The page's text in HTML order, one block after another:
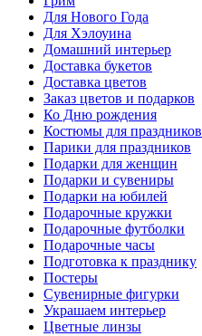
Для Нового Года
Для Хэлоуина
Домашний интерьер
Доставка букетов
Доставка цветов
Заказ цветов и подарков
Ко Дню рождения
Костюмы для праздников
Парики для праздников
Подарки для женщин
Подарки и сувениры
Подарки на юбилей
Подарочные кружки
Подарочные футболки
Подарочные часы
Подготовка к празднику
Постеры
Сувенирные фигурки
Украшаем интерьер
Цветные линзы